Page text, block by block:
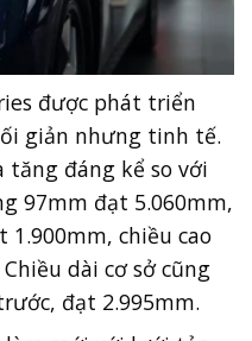
được phát triển
giản nhưng tinh tế.
tăng đáng kể so với
97mm đạt 5.060mm,
chiều cao
dài cơ sở cũng
đạt 2.995mm.
mới với lưới tản